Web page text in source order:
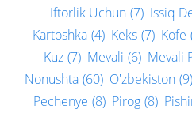
Iftorlik Uchun (7) Issiq
Kartoshka (4) Keks (7) Kofe
Kuz (7) Mevali (6) Mevali
Nonushta (60) O'zbekiston (9)
Pechenye (8) Pirog (8)